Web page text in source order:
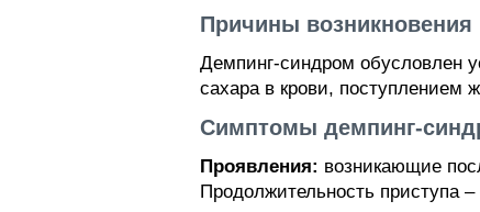
Причины возникновения
Демпинг-синдром обусловлен
сахара в крови, поступлением
Симптомы демпинг-
Проявления: возникающие
Продолжительность приступа